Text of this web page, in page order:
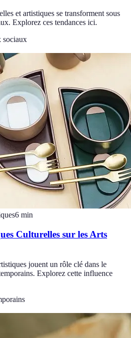
et artistiques se transforment sous
Explorez ces tendances ici.
sociaux
6 min
Culturelles sur les Arts
jouent un rôle clé dans le
Explorez cette influence